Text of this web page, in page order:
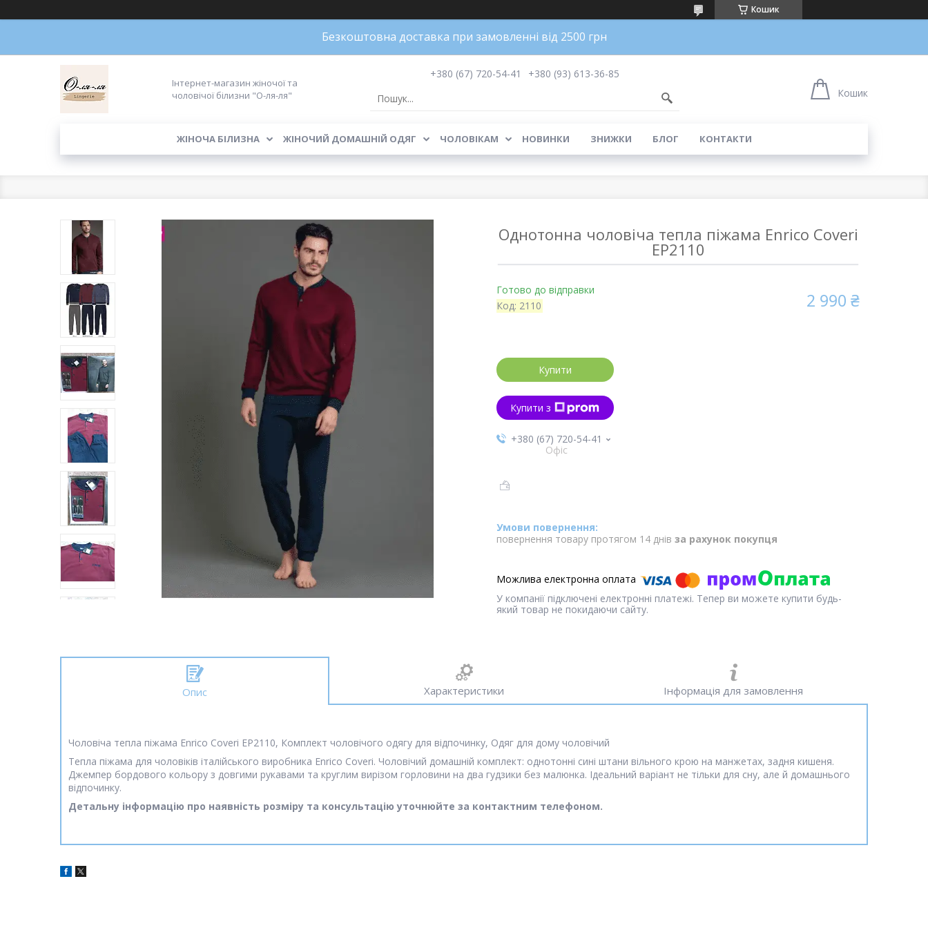
Кошик
Безкоштовна доставка при замовленні від 2500 грн
Інтернет-магазин жіночої та
чоловічої білизни "О-ля-ля"
+380 (67) 720-54-41
+380 (93) 613-36-85
Кошик
ЖІНОЧА БІЛИЗНА ЖІНОЧИЙ ДОМАШНІЙ ОДЯГ ЧОЛОВІКАМ НОВИНКИ ЗНИЖКИ БЛОГ КОНТАКТИ
Однотонна чоловіча тепла піжама Enrico Coveri
EP2110
Готово до відправки
Код: 2110 2 990 ₴
Купити
Купити з
+380 (67) 720-54-41
Офіс
повернення товару протягом 14 днів за рахунок покупця
У компанії підключені електронні платежі. Тепер ви можете купити будь-
який товар не покидаючи сайту.
Опис Характеристики Інформація для замовлення
Чоловіча тепла піжама Enrico Coveri EP2110, Комплект чоловічого одягу для відпочинку, Одяг для дому чоловічий
Тепла піжама для чоловіків італійського виробника Enrico Coveri. Чоловічий домашній комплект: однотонні сині штани вільного крою на манжетах, задня кишеня.
Джемпер бордового кольору з довгими рукавами та круглим вирізом горловини на два гудзики без малюнка. Ідеальний варіант не тільки для сну, але й домашнього
відпочинку.
Детальну інформацію про наявність розміру та консультацію уточнюйте за контактним телефоном.